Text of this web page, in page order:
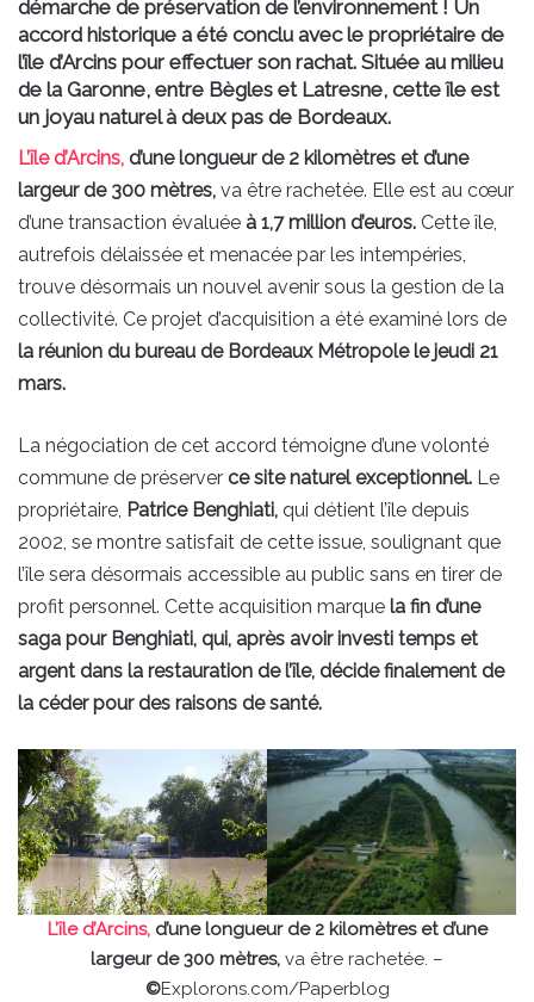
démarche de préservation de l’environnement ! Un
accord historique a été conclu avec le propriétaire de
l’île d’Arcins pour effectuer son rachat. Située au milieu
de la Garonne, entre Bègles et Latresne, cette île est
un joyau naturel à deux pas de Bordeaux.
L’île d’Arcins, d’une longueur de 2 kilomètres et d’une
largeur de 300 mètres, va être rachetée. Elle est au cœur
d’une transaction évaluée à 1,7 million d’euros. Cette île,
autrefois délaissée et menacée par les intempéries,
trouve désormais un nouvel avenir sous la gestion de la
collectivité. Ce projet d’acquisition a été examiné lors de
la réunion du bureau de Bordeaux Métropole le jeudi 21
mars.
La négociation de cet accord témoigne d’une volonté
commune de préserver ce site naturel exceptionnel. Le
propriétaire, Patrice Benghiati, qui détient l’île depuis
2002, se montre satisfait de cette issue, soulignant que
l’île sera désormais accessible au public sans en tirer de
profit personnel. Cette acquisition marque la fin d’une
saga pour Benghiati, qui, après avoir investi temps et
argent dans la restauration de l’île, décide finalement de
la céder pour des raisons de santé.
L’île d’Arcins,d’une longueur de 2 kilomètres et d’une
largeur de 300 mètres, va être rachetée. –
©Explorons.com/Paperblog